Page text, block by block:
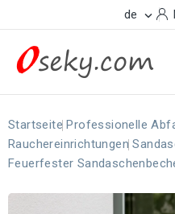
de 
Startseite Professionelle
Rauchereinrichtungen
Feuerfester